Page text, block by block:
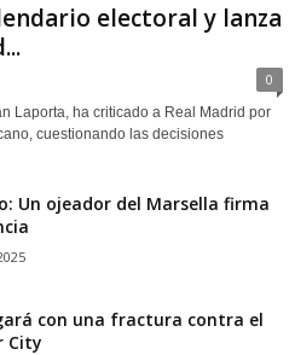
electoral y lanza
0
Laporta, ha criticado a Real Madrid por
cuestionando las decisiones
Un ojeador del Marsella firma
con una fractura contra el
City